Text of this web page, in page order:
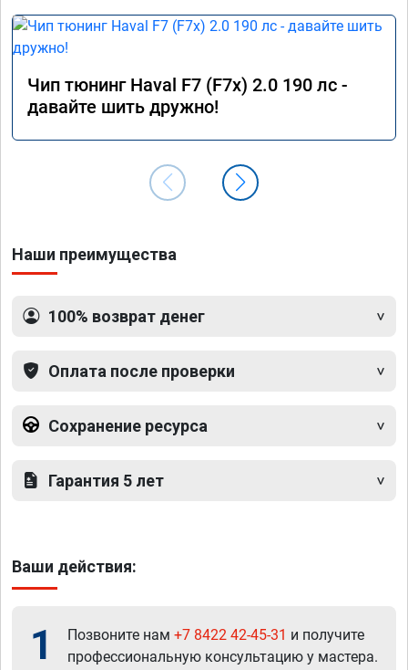
Чип тюнинг Haval F7 (F7x) 2.0 190 лс -
давайте шить дружно!
Наши преимущества
100% возврат денег
Оплата после проверки
Сохранение ресурса
Гарантия 5 лет
Ваши действия:
1 Позвоните нам +7 8422 42-45-31 и получите
профессиональную консультацию у мастера.